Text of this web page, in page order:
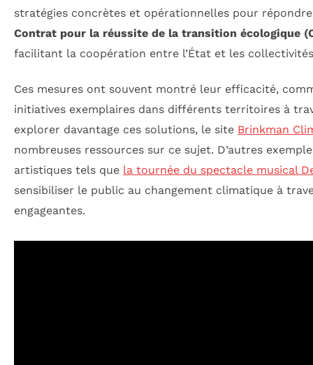
stratégies concrètes et opérationnelles pour répondre
Contrat pour la réussite de la transition écologique
facilitant la coopération entre l’État et les
Ces mesures ont souvent montré leur efficacité,
initiatives exemplaires dans différents territoires à
explorer davantage ces solutions, le site Brinkman
nombreuses ressources sur ce sujet. D’autres
artistiques tels que la tournée du spectacle musical
sensibiliser le public au changement climatique à
engageantes.